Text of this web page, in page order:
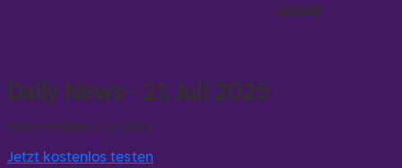
Hörbuch
Daily News - 21. Juli 2025
Geschrieben von Odia
Jetzt kostenlos testen